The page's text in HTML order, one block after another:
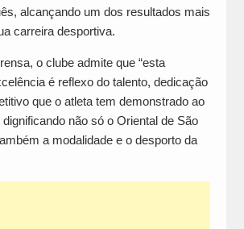
alcançando um dos resultados mais
carreira desportiva.
o clube admite que “esta
é reflexo do talento, dedicação
que o atleta tem demonstrado ao
não só o Oriental de São
a modalidade e o desporto da